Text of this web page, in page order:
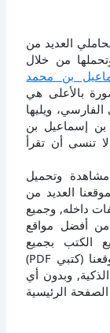
العديد من
من خلال
بن محمد
بالأعلى هي
ويليها
بن إسماعيل بن
تنسى أن تقرأ
وتحميل
العديد من
داخله, وجميع
نعتبر من أفضل مواقع
الكتب بجميع
تخصصاتها, وبالنسبة لتصفح الموقع, فإن موقعنا (كتبي PDF)
وبدون أي
الرئيسية